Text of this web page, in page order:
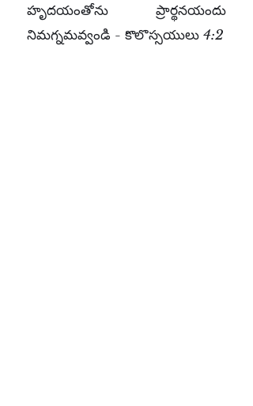
హృదయంతోను ప్రార్థనయందు
నిమగ్నమవ్వండి - కొలొస్సయులు 4:2